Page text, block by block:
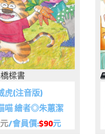
橋樑書
虎(注音版)
喵 繪者◎朱蕙潔
/會員價:$90元